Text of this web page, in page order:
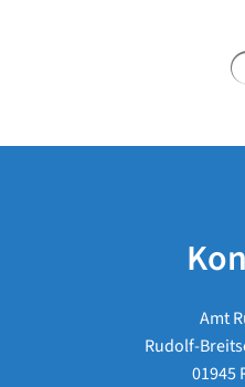
Amt
Rudolf-
01945